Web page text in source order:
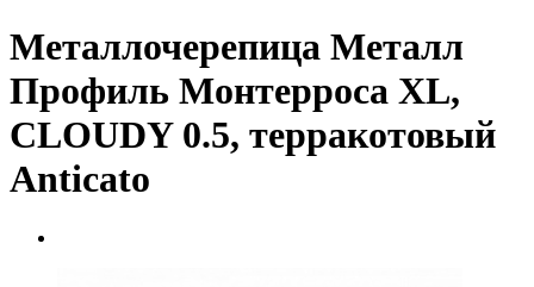
Металлочерепица Металл
Профиль Монтерроса XL,
CLOUDY 0.5, терракотовый
Anticato